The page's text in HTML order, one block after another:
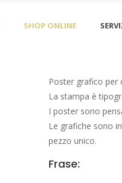
SHOP ONLINE
Poster grafico per
La stampa è
I poster sono
Le grafiche sono
pezzo unico.
Frase: